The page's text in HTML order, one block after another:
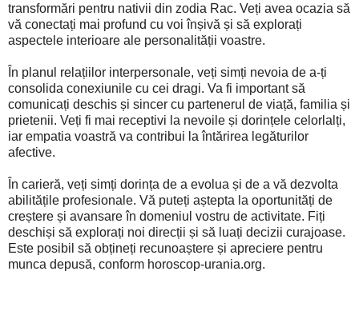
transformări pentru nativii din zodia Rac. Veți avea ocazia să
vă conectați mai profund cu voi înșivă și să explorați
aspectele interioare ale personalității voastre.
În planul relațiilor interpersonale, veți simți nevoia de a-ți
consolida conexiunile cu cei dragi. Va fi important să
comunicați deschis și sincer cu partenerul de viață, familia și
prietenii. Veți fi mai receptivi la nevoile și dorințele celorlalți,
iar empatia voastră va contribui la întărirea legăturilor
afective.
În carieră, veți simți dorința de a evolua și de a vă dezvolta
abilitățile profesionale. Vă puteți aștepta la oportunități de
creștere și avansare în domeniul vostru de activitate. Fiți
deschiși să explorați noi direcții și să luați decizii curajoase.
Este posibil să obțineți recunoaștere și apreciere pentru
munca depusă, conform horoscop-urania.org.